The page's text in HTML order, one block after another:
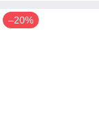
–20%